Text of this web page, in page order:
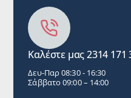
Καλέστε μας 2314 171
Δευ-Παρ 08:30 - 16:30
Σάββατο 09:00 – 14:00